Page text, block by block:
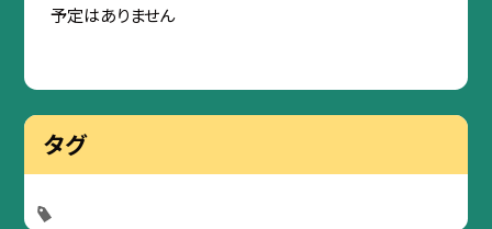
予定はありません
タグ